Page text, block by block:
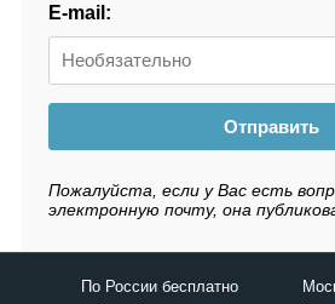
E-mail:
Отправить
Пожалуйста, если у Вас есть
электронную почту, она
По России бесплатно